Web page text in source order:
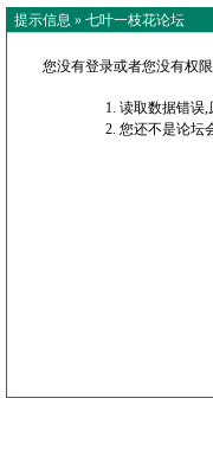
提示信息 » 七叶一枝花论坛
您没有登录或者您没有权
读取数据错误,
您还不是论坛